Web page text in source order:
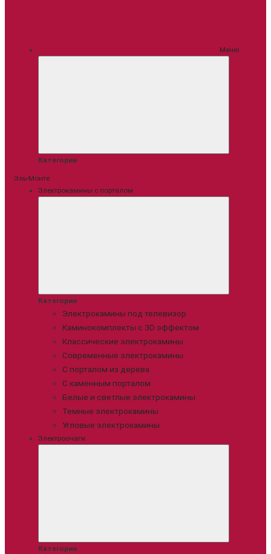
Меню
Категории
Эль-Монте
Электрокамины с порталом
Категории
Электрокамины под телевизор
Каминокомплекты с 3D эффектом
Классические электрокамины
Современные электрокамины
С порталом из дерева
С каменным порталом
Белые и светлые электрокамины
Темные электрокамины
Угловые электрокамины
Электроочаги
Категории